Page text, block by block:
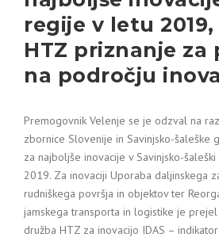
regije v letu
HTZ priznanje za
na področju
Premogovnik Velenje se je odzval na
zbornice Slovenije in Savinjsko-šaleške
za najboljše inovacije v Savinjsko-
2019. Za inovaciji Uporaba daljinskega
rudniškega površja in objektov ter
jamskega transporta in logistike je
družba HTZ za inovacijo IDAS –